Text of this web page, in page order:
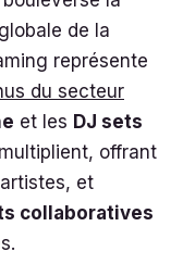
de la
représente
du secteur
et les DJ sets
offrant
et
collaboratives